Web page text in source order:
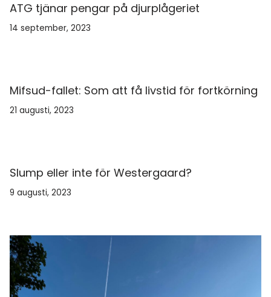
ATG tjänar pengar på djurplågeriet
14 september, 2023
Mifsud-fallet: Som att få livstid för fortkörning
21 augusti, 2023
Slump eller inte för Westergaard?
9 augusti, 2023